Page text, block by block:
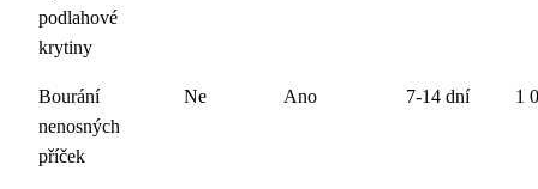
podlahové
krytiny
Bourání
nenosných
příček
Ne Ano 7-14 dní 1